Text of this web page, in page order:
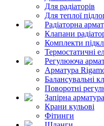
Для радіаторів
Для теплої
Радіаторна
Клапани
Комплекти
Термостатичні
Регулююча
Арматура
Балансувальні
Поворотні
Запірна арматура
Крани кульові
Фітинги